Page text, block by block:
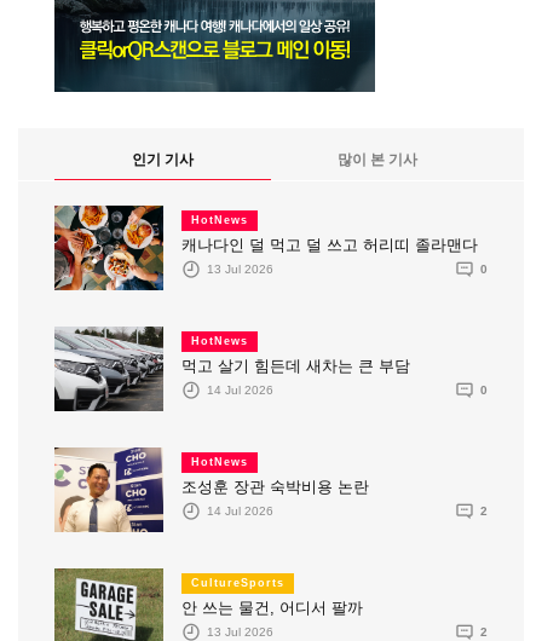
인기 기사 많이 본 기사
HotNews
캐나다인 덜 먹고 덜 쓰고 허리띠 졸라맨다
13 Jul 2026 0
HotNews
먹고 살기 힘든데 새차는 큰 부담
14 Jul 2026 0
HotNews
조성훈 장관 숙박비용 논란
14 Jul 2026 2
CultureSports
안 쓰는 물건, 어디서 팔까
13 Jul 2026 2